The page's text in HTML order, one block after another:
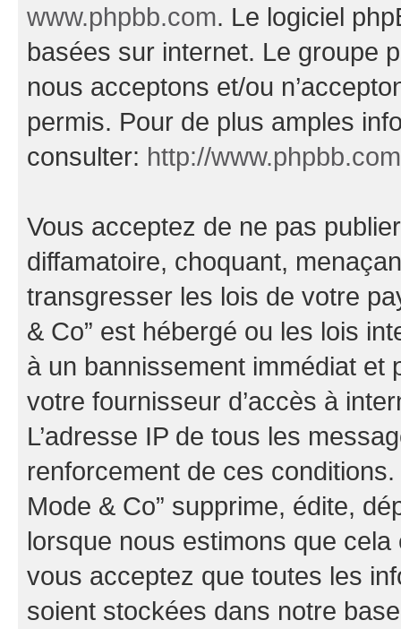
www.phpbb.com. Le logiciel
basées sur internet. Le groupe
nous acceptons et/ou
permis. Pour de plus amples
consulter: http://
Vous acceptez de ne pas
diffamatoire, choquant,
transgresser les lois de votre
& Co” est hébergé ou les lois
à un bannissement immédiat et
votre fournisseur d’accès à
L’adresse IP de tous les
renforcement de ces
Mode & Co” supprime, édite,
lorsque nous estimons que cela
vous acceptez que toutes les
soient stockées dans notre